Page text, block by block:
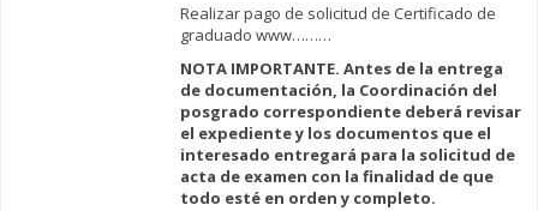
Realizar pago de solicitud de Certificado de
graduado www………
NOTA IMPORTANTE. Antes de la entrega
de documentación, la Coordinación del
posgrado correspondiente deberá revisar
el expediente y los documentos que el
interesado entregará para la solicitud de
acta de examen con la finalidad de que
todo esté en orden y completo.